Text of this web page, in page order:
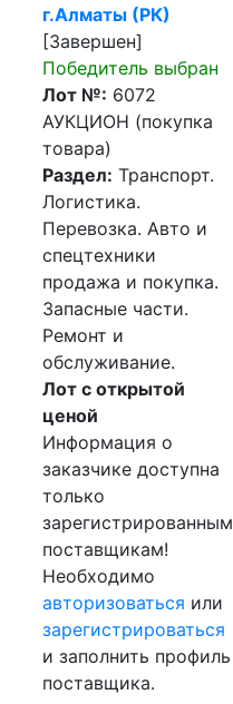
г.Алматы (РК)
[Завершен]
Победитель выбран
Лот №: 6072
АУКЦИОН (покупка
товара)
Раздел: Транспорт.
Логистика.
Перевозка. Авто и
спецтехники
продажа и покупка.
Запасные части.
Ремонт и
обслуживание.
Лот с открытой
ценой
Информация о
заказчике доступна
только
зарегистрированным
поставщикам!
Необходимо
авторизоваться или
зарегистрироваться
и заполнить профиль
поставщика.